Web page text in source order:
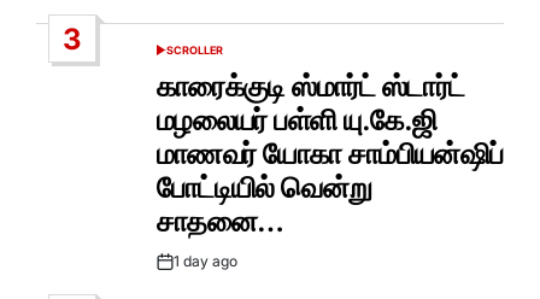
3
POSTED
SCROLLER
காரைக்குடி ஸ்மார்ட் ஸ்டார்ட்
மழலையர் பள்ளி யு.கே.ஜி
மாணவர் யோகா சாம்பியன்ஷிப்
போட்டியில் வென்று
சாதனை…
Post1 day ago